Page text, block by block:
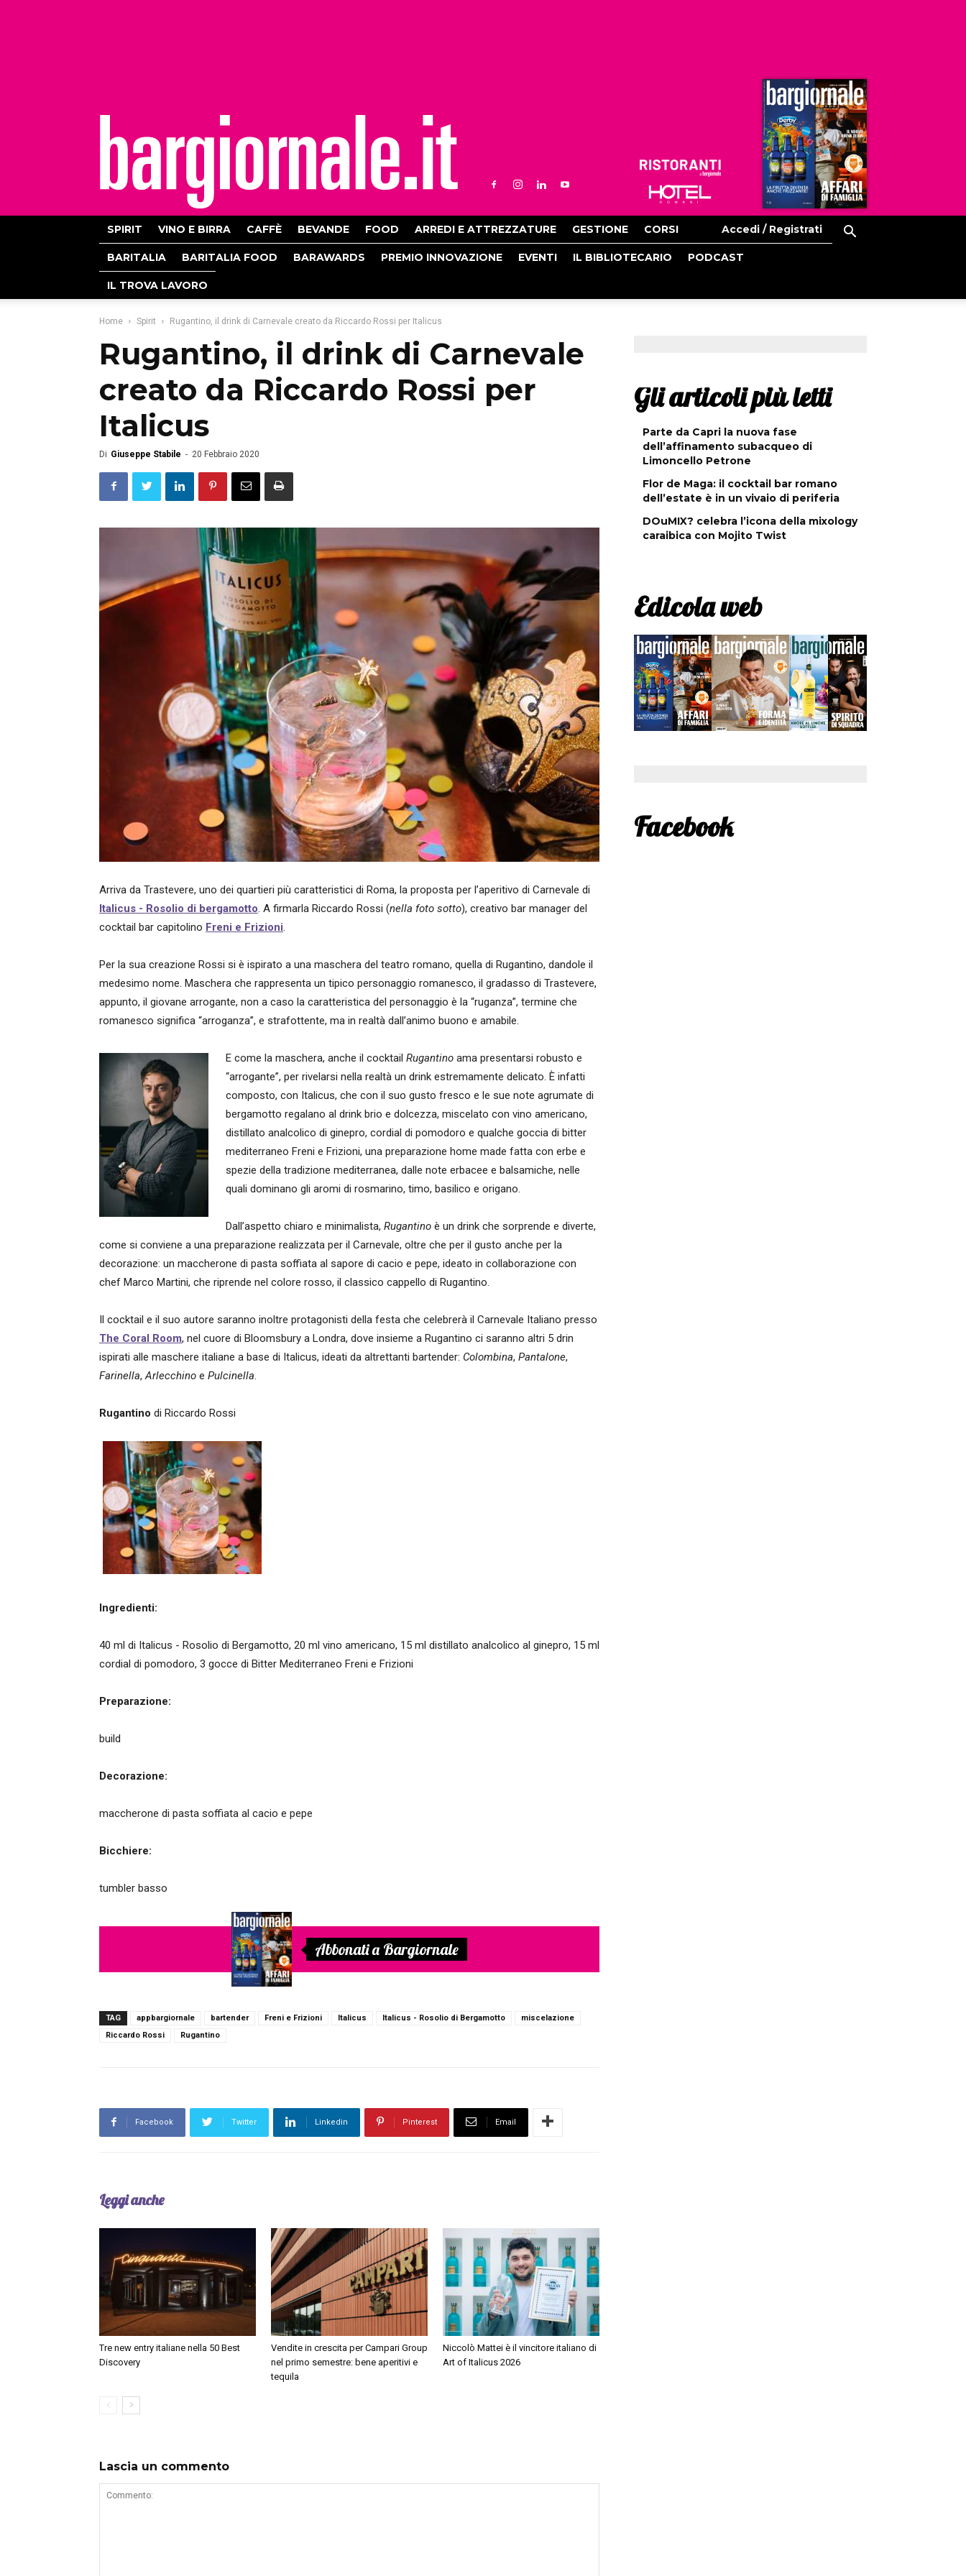
Ristoranti
Hoteldomani
SPIRIT VINO E BIRRA CAFFÈ BEVANDE FOOD ARREDI E ATTREZZATURE GESTIONE CORSI Accedi / Registrati
BARITALIA BARITALIA FOOD BARAWARDS PREMIO INNOVAZIONE EVENTI IL BIBLIOTECARIO PODCAST
IL TROVA LAVORO
Home Spirit Rugantino, il drink di Carnevale creato da Riccardo Rossi per Italicus
Rugantino, il drink di Carnevale
creato da Riccardo Rossi per
Italicus
Di Giuseppe Stabile - 20 Febbraio 2020
Arriva da Trastevere, uno dei quartieri più caratteristici di Roma, la proposta per l’aperitivo di Carnevale di
Italicus - Rosolio di bergamotto. A firmarla Riccardo Rossi (nella foto sotto), creativo bar manager del
cocktail bar capitolino Freni e Frizioni.
Per la sua creazione Rossi si è ispirato a una maschera del teatro romano, quella di Rugantino, dandole il
medesimo nome. Maschera che rappresenta un tipico personaggio romanesco, il gradasso di Trastevere,
appunto, il giovane arrogante, non a caso la caratteristica del personaggio è la “ruganza”, termine che
romanesco significa “arroganza”, e strafottente, ma in realtà dall’animo buono e amabile.
E come la maschera, anche il cocktail Rugantino ama presentarsi robusto e
“arrogante”, per rivelarsi nella realtà un drink estremamente delicato. È infatti
composto, con Italicus, che con il suo gusto fresco e le sue note agrumate di
bergamotto regalano al drink brio e dolcezza, miscelato con vino americano,
distillato analcolico di ginepro, cordial di pomodoro e qualche goccia di bitter
mediterraneo Freni e Frizioni, una preparazione home made fatta con erbe e
spezie della tradizione mediterranea, dalle note erbacee e balsamiche, nelle
quali dominano gli aromi di rosmarino, timo, basilico e origano.
Dall’aspetto chiaro e minimalista, Rugantino è un drink che sorprende e diverte,
come si conviene a una preparazione realizzata per il Carnevale, oltre che per il gusto anche per la
decorazione: un maccherone di pasta soffiata al sapore di cacio e pepe, ideato in collaborazione con
chef Marco Martini, che riprende nel colore rosso, il classico cappello di Rugantino.
Il cocktail e il suo autore saranno inoltre protagonisti della festa che celebrerà il Carnevale Italiano presso
The Coral Room, nel cuore di Bloomsbury a Londra, dove insieme a Rugantino ci saranno altri 5 drin
ispirati alle maschere italiane a base di Italicus, ideati da altrettanti bartender: Colombina, Pantalone,
Farinella,Arlecchino e Pulcinella.
Rugantino di Riccardo Rossi
Ingredienti:
40 ml di Italicus - Rosolio di Bergamotto, 20 ml vino americano, 15 ml distillato analcolico al ginepro, 15 ml
cordial di pomodoro, 3 gocce di Bitter Mediterraneo Freni e Frizioni
Preparazione:
build
Decorazione:
maccherone di pasta soffiata al cacio e pepe
Bicchiere:
tumbler basso
Abbonati a Bargiornale
TAG appbargiornale bartender Freni e Frizioni Italicus Italicus - Rosolio di Bergamotto
miscelazione
Riccardo Rossi
Rugantino
Facebook Twitter Linkedin Pinterest Email
Leggi anche
Tre new entry italiane nella 50 Best
Discovery
Vendite in crescita per Campari Group
nel primo semestre: bene aperitivi e
tequila
Niccolò Mattei è il vincitore italiano di
Art of Italicus 2026
Lascia un commento
Gli articoli più letti
Parte da Capri la nuova fase
dell’affinamento subacqueo di
Limoncello Petrone
Flor de Maga: il cocktail bar romano
dell’estate è in un vivaio di periferia
DOuMIX? celebra l’icona della mixology
caraibica con Mojito Twist
Edicola web
Facebook